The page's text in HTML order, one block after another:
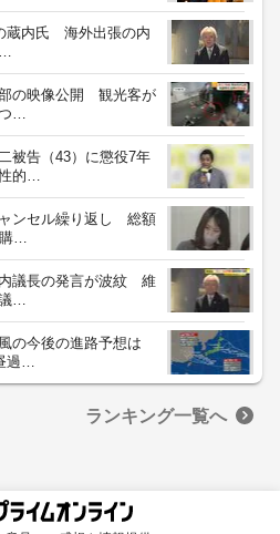
蔵内氏 海外出張の内
…
の映像公開 観光客が
…
被告（43）に懲役7年
的…
ンセル繰り返し 総額
購…
内議長の発言が波紋 維
…
の今後の進路予想は
過…
ランキング一覧へ